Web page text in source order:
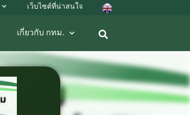
เว็บไซต์ที่น่าสนใจ
เกี่ยวกับ กทม.